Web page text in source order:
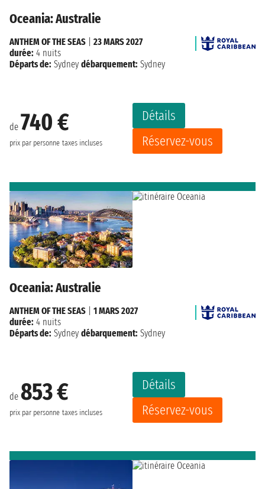
Oceania: Australie
de 740 €
prix par personne taxes incluses
Détails
Réservez-vous
ANTHEM OF THE SEAS
23 MARS 2027
durée: 4 nuits
Départs de: Sydney débarquement: Sydney
Oceania: Australie
de 853 €
prix par personne taxes incluses
Détails
Réservez-vous
ANTHEM OF THE SEAS
1 MARS 2027
durée: 4 nuits
Départs de: Sydney débarquement: Sydney